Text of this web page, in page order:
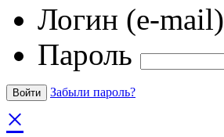
Логин (e-mail)
Пароль
Забыли пароль?
×